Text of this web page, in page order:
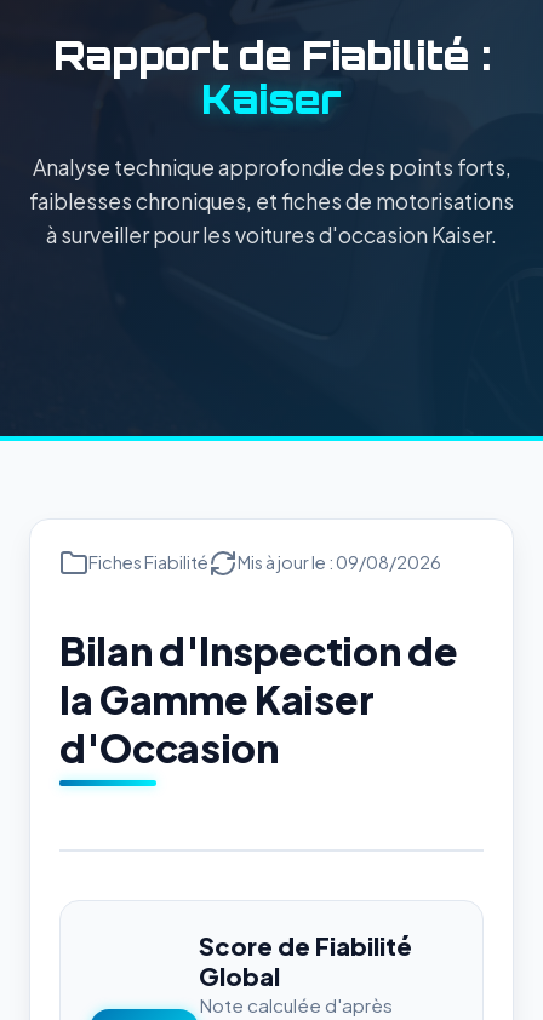
Rapport de Fiabilité :
Kaiser
Analyse technique approfondie des points forts,
faiblesses chroniques, et fiches de motorisations
à surveiller pour les voitures d'occasion Kaiser.
Fiches Fiabilité Mis à jour le : 09/08/2026
Bilan d'Inspection de
la Gamme Kaiser
d'Occasion
Score de Fiabilité
Global
Note calculée d'après